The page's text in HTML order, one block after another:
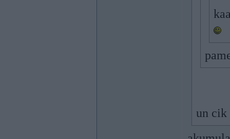
un cik